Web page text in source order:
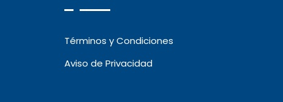
Términos y Condiciones
Aviso de Privacidad